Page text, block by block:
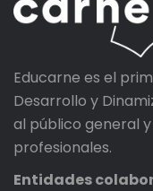
Educarne es el
Desarrollo y
al público general
profesionales.
Entidades